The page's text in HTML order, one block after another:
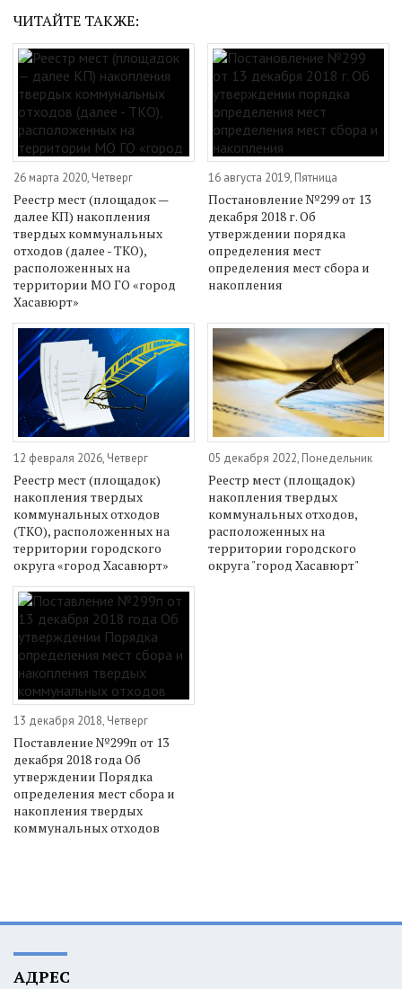
ЧИТАЙТЕ ТАКЖЕ:
26 марта 2020, Четверг
Реестр мест (площадок —
далее КП) накопления
твердых коммунальных
отходов (далее - ТКО),
расположенных на
территории МО ГО «город
Хасавюрт»
16 августа 2019, Пятница
Постановление №299 от 13
декабря 2018 г. Об
утверждении порядка
определения мест
определения мест сбора и
накопления
12 февраля 2026, Четверг
Реестр мест (площадок)
накопления твердых
коммунальных отходов
(ТКО), расположенных на
территории городского
округа «город Хасавюрт»
05 декабря 2022, Понедельник
Реестр мест (площадок)
накопления твердых
коммунальных отходов,
расположенных на
территории городского
округа "город Хасавюрт"
13 декабря 2018, Четверг
Поставление №299п от 13
декабря 2018 года Об
утверждении Порядка
определения мест сбора и
накопления твердых
коммунальных отходов
АДРЕС